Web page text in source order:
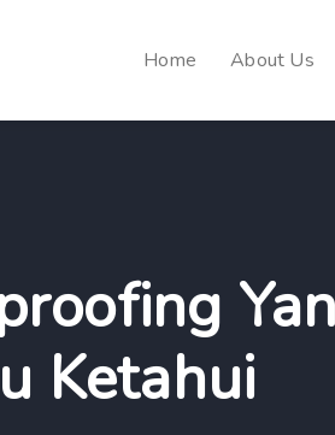
Home About Us
Ketahui